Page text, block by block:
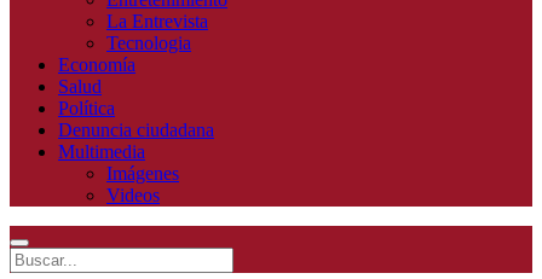
La Entrevista
Tecnologia
Economía
Salud
Política
Denuncia ciudadana
Multimedia
Imágenes
Videos